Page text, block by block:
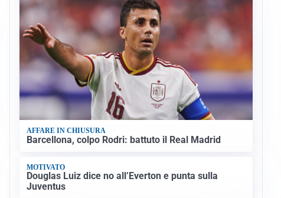
AFFARE IN CHIUSURA
Barcellona, colpo Rodri: battuto il Real Madrid
MOTIVATO
Douglas Luiz dice no all’Everton e punta sulla
Juventus